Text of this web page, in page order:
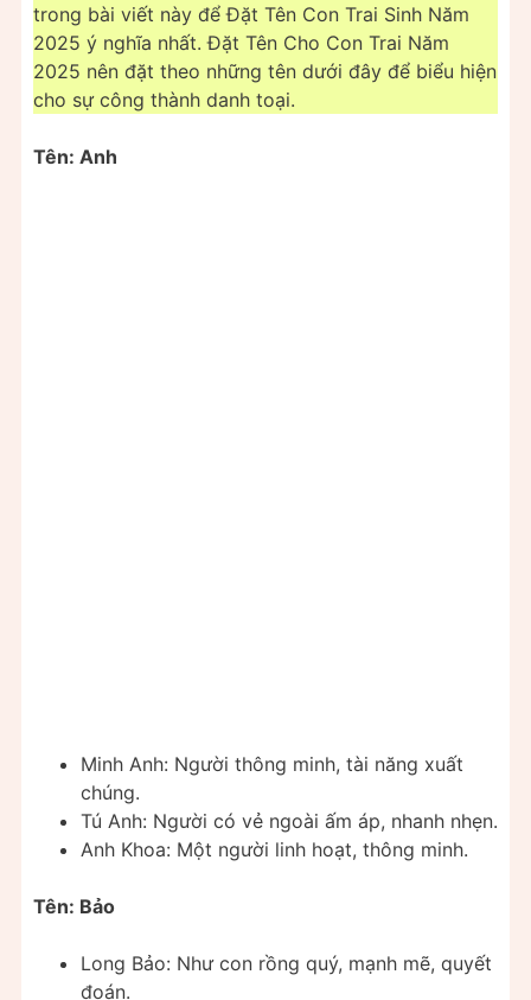
trong bài viết này để Đặt Tên Con Trai Sinh Năm
2025 ý nghĩa nhất. Đặt Tên Cho Con Trai Năm
2025 nên đặt theo những tên dưới đây để biểu hiện
cho sự công thành danh toại.
Tên: Anh
Minh Anh: Người thông minh, tài năng xuất
chúng.
Tú Anh: Người có vẻ ngoài ấm áp, nhanh nhẹn.
Anh Khoa: Một người linh hoạt, thông minh.
Tên: Bảo
Long Bảo: Như con rồng quý, mạnh mẽ, quyết
đoán.